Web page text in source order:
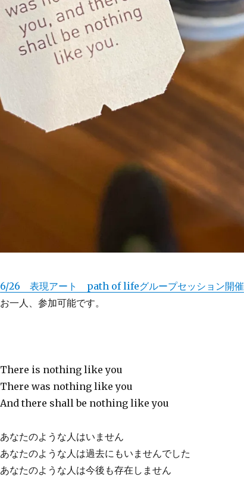
6/26 表現アート path of lifeグループセッション開催
お一人、参加可能です。
There is nothing like you
There was nothing like you
And there shall be nothing like you
あなたのような人はいません
あなたのような人は過去にもいませんでした
あなたのような人は今後も存在しません